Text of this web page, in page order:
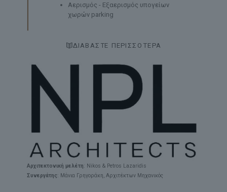
Αερισμός - Εξαερισμός υπογείων
χωρών parking
ΔΙΑΒΑΣΤΕ ΠΕΡΙΣΣΟΤΕΡΑ
Αρχιτεκτονική μελέτη: Nikos & Petros Lazaridis
Συνεργάτης: Μάνια Γρηγοράκη, Αρχιτέκτων Μηχανικός